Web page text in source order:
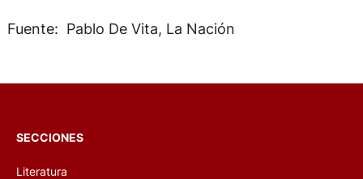
Fuente: Pablo De Vita, La Nación
SECCIONES
Literatura